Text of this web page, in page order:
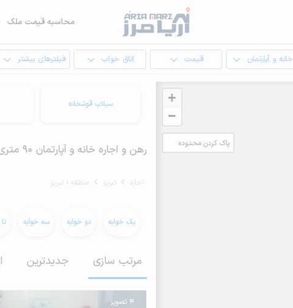
محاسبه قیمت ملک
خانه و آپارتمان قیمت اتاق خواب فیلترهای بیشتر
+
−
پاک کردن محدوده
سیلاب قوشخانه
رهن و اجاره خانه و آپارتمان 90 متری در منطقه 1 تبریز
اجاره تبریز منطقه 1 تبریز
یک خوابه دو خوابه سه خوابه
مرتب سازی جدیدترین
4 تصویر